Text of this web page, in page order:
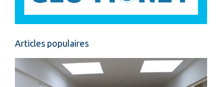
Articles populaires